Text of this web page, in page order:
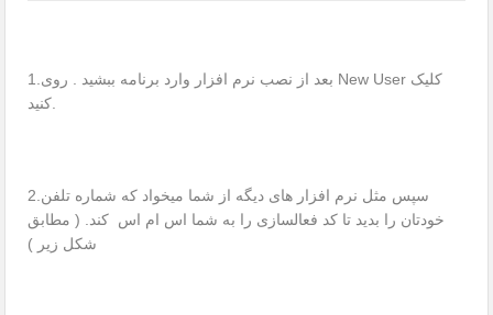
1.بعد از نصب نرم افزار وارد برنامه ببشید . روی New User کلیک
2.سپس مثل نرم افزار های دیگه از شما میخواد که شماره تلفن
خودتان را بدید تا کد فعالسازی را به شما اس ام اس کند. ( مطابق
شکل زیر )